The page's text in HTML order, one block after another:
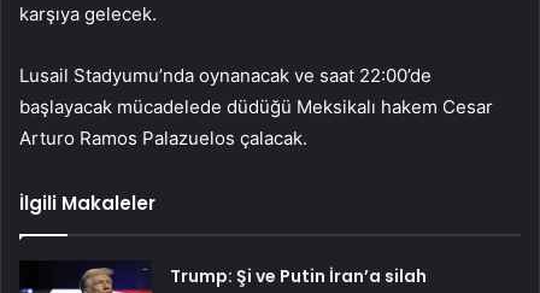
karşıya gelecek.
Lusail Stadyumu’nda oynanacak ve saat 22:00’de
başlayacak mücadelede düdüğü Meksikalı hakem Cesar
Arturo Ramos Palazuelos çalacak.
İlgili Makaleler
Trump: Şi ve Putin İran’a silah